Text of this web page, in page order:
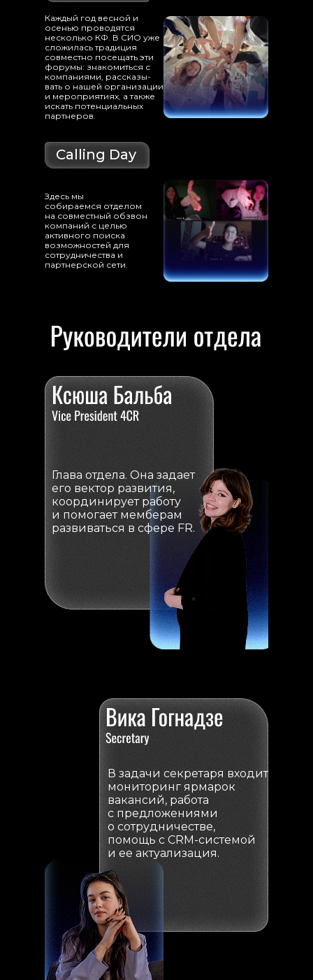
Calling Day
Здесь мы
собираемся отделом
на совместный обзвон
компаний с целью
активного поиска
возможностей для
сотрудничества и
партнерской сети.
Каждый год весной и
осенью проводятся
несколько КФ. В СИО уже
сложилась традиция
совместно посещать эти
форумы: знакомиться с
компаниями, рассказы-
вать о нашей организации
и мероприятиях, а также
искать потенциальных
партнеров.
Глава отдела. Она задает
его вектор развития,
координирует работу
и помогает мемберам
развиваться в сфере FR.
В задачи секретаря входит
мониторинг ярмарок
вакансий, работа
с предложениями
о сотрудничестве,
помощь с CRM-системой
и ее актуализация.